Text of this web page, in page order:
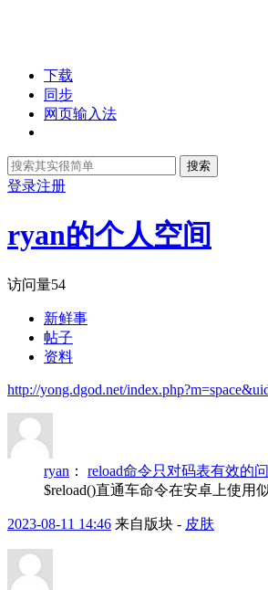
下载
同步
网页输入法
搜索
登录注册
ryan的个人空间
访问量54
新鲜事
帖子
资料
http://yong.dgod.net/
ryan ： reload命令只对码表有效的
$reload()直通车命令在安卓上使用
2023-08-11 14:46 来自版块 - 皮肤